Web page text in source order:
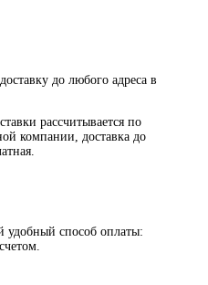
доставку до любого адреса в
рассчитывается по
компании, доставка до
удобный способ оплаты: